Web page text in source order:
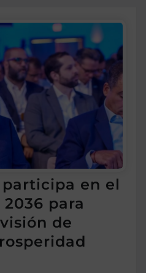
en el
para
de